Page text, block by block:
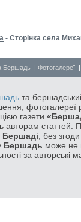
- Сторінка села
Бершадь | Фотогалереї
та
фотогалереї
газети
авторам статтей.
Бершаді , без
Бершадь може не
за авторські